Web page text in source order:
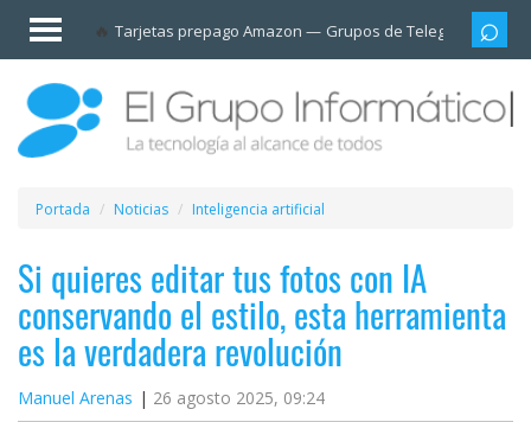
Tarjetas prepago Amazon Grupos de Telegram
Invitado
Iniciar
sesión /
Registrarse
Esenciales
Móviles
Ofertas
Apps
Redes
Portada Noticias Inteligencia artificial
Si quieres editar tus fotos con IA
conservando el estilo, esta herramienta
es la verdadera revolución
Manuel Arenas 26 agosto 2025, 09:24